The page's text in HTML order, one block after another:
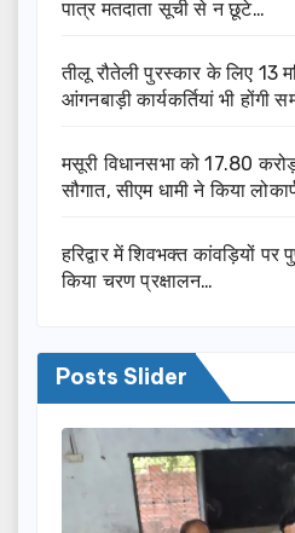
पात्र मतदाता सूची से न छूटे…
तीलू रौतेली पुरस्कार के लिए 13
आंगनबाड़ी कार्यकर्तियां भी होंगी
मसूरी विधानसभा को 17.80
सौगात, सीएम धामी ने किया
हरिद्वार में शिवभक्त कांवड़ियों पर
किया चरण प्रक्षालन…
Posts Slider